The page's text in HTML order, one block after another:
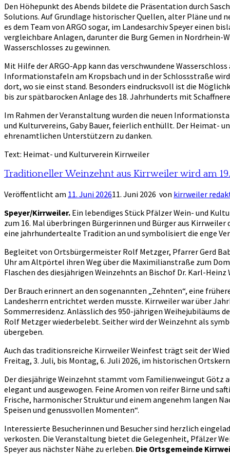
Den Höhepunkt des Abends bildete die Präsentation durch
Solutions. Auf Grundlage historischer Quellen, alter Pläne und
es dem Team von ARGO sogar, im Landesarchiv Speyer einen
vergleichbare Anlagen, darunter die Burg Gemen in
Wasserschlosses zu gewinnen.
Mit Hilfe der ARGO-App kann das verschwundene
Informationstafeln am Kropsbach und in der Schlossstraße
dort, wo sie einst stand. Besonders eindrucksvoll ist die
bis zur spätbarocken Anlage des 18. Jahrhunderts mit
Im Rahmen der Veranstaltung wurden die neuen
und Kulturvereins, Gaby Bauer, feierlich enthüllt. Der Heimat-
ehrenamtlichen Unterstützern zu danken.
Text: Heimat- und Kulturverein Kirrweiler
Traditioneller Weinzehnt aus Kirrweiler wird am
Veröffentlicht am 11. Juni 202611. Juni 2026 von kirrweiler
Speyer/Kirrweiler. Ein lebendiges Stück Pfälzer Wein- und
zum 16. Mal überbringen Bürgerinnen und Bürger aus
eine jahrhundertealte Tradition an und symbolisiert die enge
Begleitet von Ortsbürgermeister Rolf Metzger, Pfarrer Gerd
Uhr am Altpörtel ihren Weg über die Maximilianstraße zum
Flaschen des diesjährigen Weinzehnts an Bischof Dr. Karl-
Der Brauch erinnert an den sogenannten „Zehnten“, eine
Landesherrn entrichtet werden musste. Kirrweiler war über
Sommerresidenz. Anlässlich des 950-jährigen Weihejubiläums
Rolf Metzger wiederbelebt. Seither wird der Weinzehnt als
übergeben.
Auch das traditionsreiche Kirrweiler Weinfest trägt seit der
Freitag, 3. Juli, bis Montag, 6. Juli 2026, im historischen
Der diesjährige Weinzehnt stammt vom Familienweingut Götz
elegant und ausgewogen. Feine Aromen von reifer Birne und
Frische, harmonischer Struktur und einem angenehm langen
Speisen und genussvollen Momenten“.
Interessierte Besucherinnen und Besucher sind herzlich
verkosten. Die Veranstaltung bietet die Gelegenheit, Pfälzer
Speyer aus nächster Nähe zu erleben. Die Ortsgemeinde